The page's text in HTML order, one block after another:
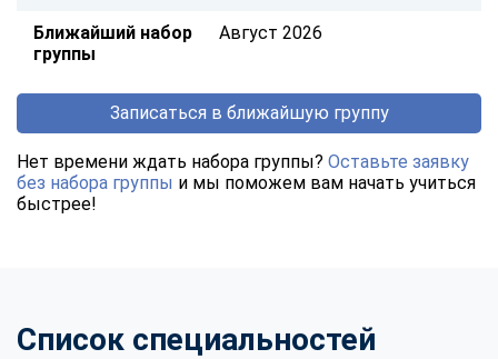
Ближайший набор
группы
Август 2026
Записаться в ближайшую группу
Нет времени ждать набора группы? Оставьте заявку
без набора группы и мы поможем вам начать учиться
быстрее!
Список специальностей